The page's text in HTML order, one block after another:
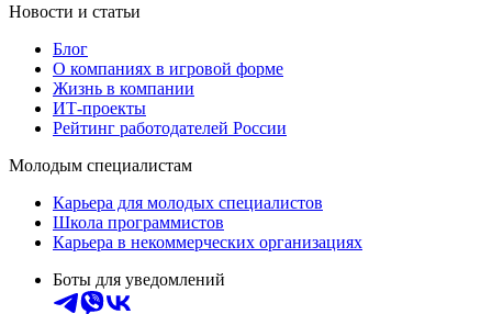
Новости и статьи
Блог
О компаниях в игровой форме
Жизнь в компании
ИТ-проекты
Рейтинг работодателей России
Молодым специалистам
Карьера для молодых специалистов
Школа программистов
Карьера в некоммерческих организациях
Боты для уведомлений